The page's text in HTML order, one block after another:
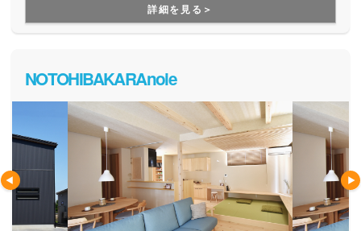
詳細を見る＞
NOTOHIBAKARAnoie